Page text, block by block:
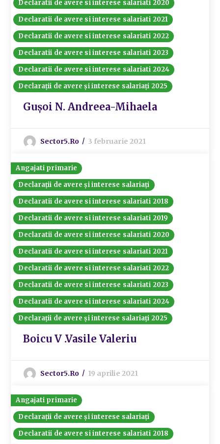
Declaratii de avere si interese salariati 2020
Declaratii de avere si interese salariati 2021
Declaratii de avere si interese salariati 2022
Declaratii de avere si interese salariati 2023
Declaratii de avere si interese salariati 2024
Declarații de avere și interese salariați 2025
Gușoi N. Andreea-Mihaela
Sector5.ro 3 februarie 2021
Angajati primarie
Declarații de avere și interese salariați
Declaratii de avere si interese salariati 2018
Declaratii de avere si interese salariati 2019
Declaratii de avere si interese salariati 2020
Declaratii de avere si interese salariati 2021
Declaratii de avere si interese salariati 2022
Declaratii de avere si interese salariati 2023
Declaratii de avere si interese salariati 2024
Declarații de avere și interese salariați 2025
Boicu V .Vasile Valeriu
Sector5.ro 19 aprilie 2021
Angajati primarie
Declarații de avere și interese salariați
Declaratii de avere si interese salariati 2018